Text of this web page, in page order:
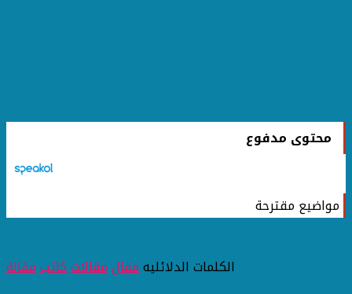
محتوى مدفوع
مواضيع مقترحة
الكلمات الدلائليهمقالمقالاتكاتبمقالة